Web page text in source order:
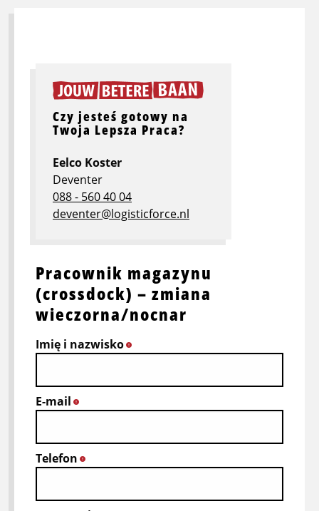
Pracownik magazynu
(crossdock) – zmiana
wieczorna/nocnar
Imię i nazwisko
E-mail
Telefon
Czy jesteś gotowy na
Twoja Lepsza Praca?
Eelco Koster
Deventer
088 - 560 40 04
deventer@logisticforce.nl